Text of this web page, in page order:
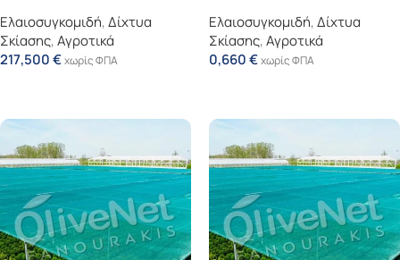
Ελαιοσυγκομιδή,Δίχτυα
Σκίασης,Αγροτικά
217,500€χωρίς ΦΠΑ
Ελαιοσυγκομιδή,Δίχτυα
Σκίασης,Αγροτικά
0,660€χωρίς ΦΠΑ